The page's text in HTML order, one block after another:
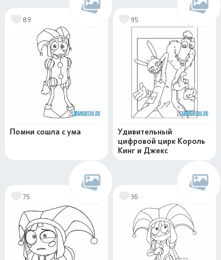
89
Помни сошла с ума
95
Удивительный
цифровой цирк Король
Кинг и Джекс
75 36